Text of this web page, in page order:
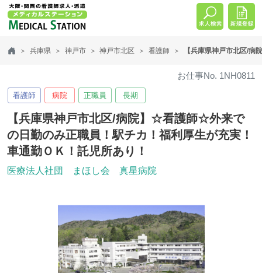
兵庫県 神戸市 神戸市北区 看護師 【兵庫県神戸市北区/
お仕事No. 1NH0811
看護師 病院 正職員 長期
【兵庫県神戸市北区/病院】☆看護師☆外来で
の日勤のみ正職員！駅チカ！福利厚生が充実！
車通勤ＯＫ！託児所あり！
医療法人社団 まほし会 真星病院